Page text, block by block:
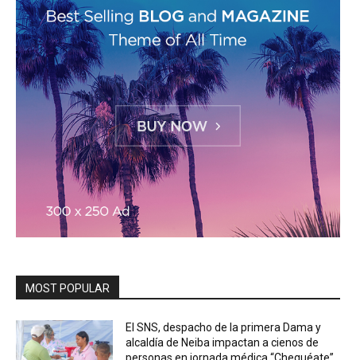
MOST POPULAR
El SNS, despacho de la primera Dama y
alcaldía de Neiba impactan a cienos de
personas en jornada médica “Chequéate”